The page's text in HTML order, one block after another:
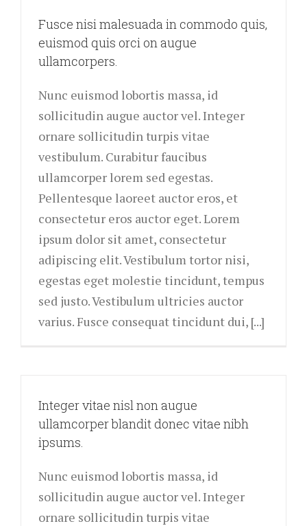
Fusce nisi malesuada in commodo quis,
euismod quis orci on augue
ullamcorpers.
Nunc euismod lobortis massa, id
sollicitudin augue auctor vel. Integer
ornare sollicitudin turpis vitae
vestibulum. Curabitur faucibus
ullamcorper lorem sed egestas.
Pellentesque laoreet auctor eros, et
consectetur eros auctor eget. Lorem
ipsum dolor sit amet, consectetur
adipiscing elit. Vestibulum tortor nisi,
egestas eget molestie tincidunt, tempus
sed justo. Vestibulum ultricies auctor
varius. Fusce consequat tincidunt dui, [...]
Integer vitae nisl non augue
ullamcorper blandit donec vitae nibh
ipsums.
Nunc euismod lobortis massa, id
sollicitudin augue auctor vel. Integer
ornare sollicitudin turpis vitae